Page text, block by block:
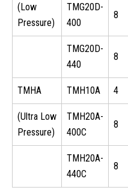
(Low
Pressure)
TMG20D-
400
8
TMG20D-
440
8
TMHA TMH10A 4
(Ultra Low
Pressure)
TMH20A-
400C
8
TMH20A-
440C
8